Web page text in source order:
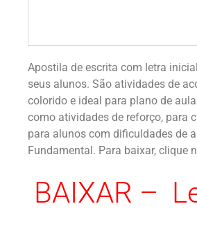
Apostila de escrita com letra
seus alunos. São atividades de
colorido e ideal para plano de
como atividades de reforço, para
para alunos com dificuldades de
Fundamental. Para baixar, clique
BAIXAR –